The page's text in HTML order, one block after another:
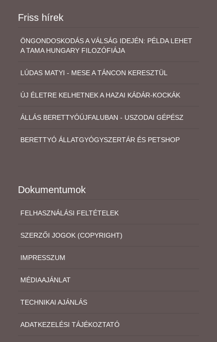
Friss hírek
ÖNGONDOSKODÁS A VÁLSÁG IDEJÉN: PÉLDA LEHET
A TAMA HUNGARY FILOZÓFIÁJA
LÚDAS MATYI - MESE A TÁNCON KERESZTÜL
ÚJ ÉLETRE KELHETNEK A HAZAI KÁDÁR-KOCKÁK
ÁLLÁS BERETTYÓÚJFALUBAN - USZODAI GÉPÉSZ
BERETTYÓ ÁLLATGYÓGYSZERTÁR ÉS PETSHOP
Dokumentumok
FELHASZNÁLÁSI FELTÉTELEK
SZERZŐI JOGOK (COPYRIGHT)
IMPRESSZUM
MÉDIAAJÁNLAT
TECHNIKAI AJÁNLÁS
ADATKEZELÉSI TÁJÉKOZTATÓ